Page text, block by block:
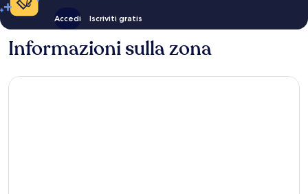
Accedi Iscriviti gratis
Informazioni sulla zona